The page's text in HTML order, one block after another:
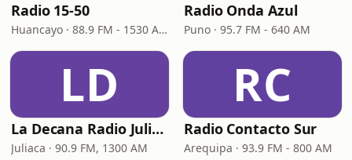
Radio 15-50
Huancayo · 88.9 FM - 1530 AM
Radio Onda Azul
Puno · 95.7 FM - 640 AM
LD
La Decana Radio Juliaca
Juliaca · 90.9 FM, 1300 AM
RC
Radio Contacto Sur
Arequipa · 93.9 FM - 800 AM